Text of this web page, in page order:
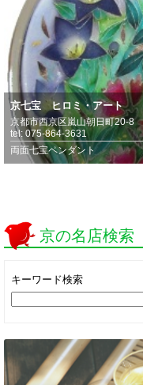
京七宝 ヒロミ・アート
京都市西京区嵐山朝日町20-8
tel: 075-864-3631
両面七宝ペンダント
京の名店検索
キーワード検索